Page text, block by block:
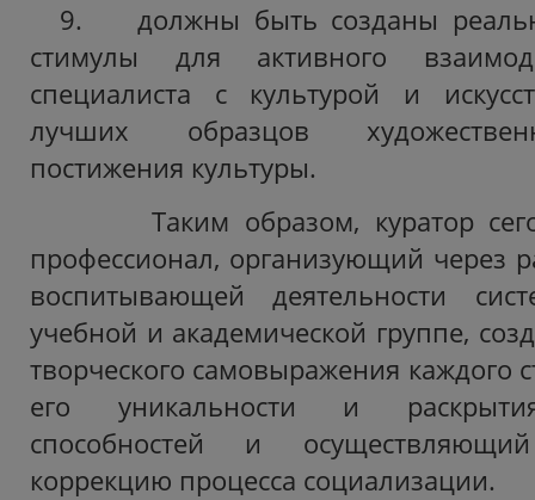
9. должны быть созданы
стимулы для активного
специалиста с культурой и
лучших образцов
постижения культуры.
Таким образом, куратор
профессионал, организующий через
воспитывающей деятельности
учебной и академической группе,
творческого самовыражения каждого
его уникальности и
способностей и
коррекцию процесса социализации.